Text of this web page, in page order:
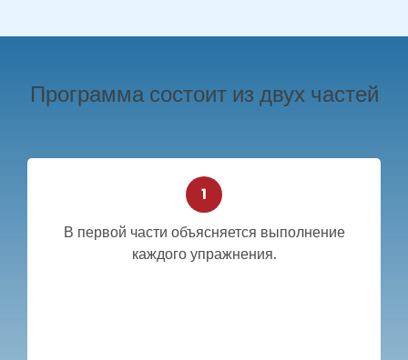
Программа состоит из двух частей
В первой части объясняется выполнение
каждого упражнения.